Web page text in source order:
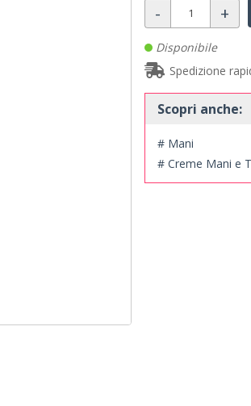
- +
Disponibile
Spedizione
Scopri anche:
# Mani
# Creme Mani e